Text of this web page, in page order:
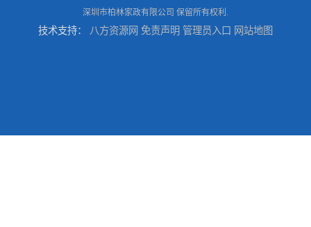
深圳市柏林家政有限公司 保留所有权利.
技术支持： 八方资源网 免责声明 管理员入口 网站地图